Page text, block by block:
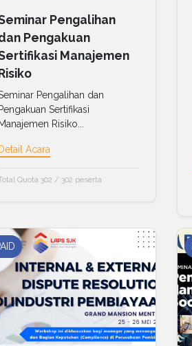
Pengalihan
Pengakuan
Manajemen
Pengalihan dan
Pengakuan Sertifikasi
Manajemen Risiko...
Detail Acara
Quota 302 / 302 peserta